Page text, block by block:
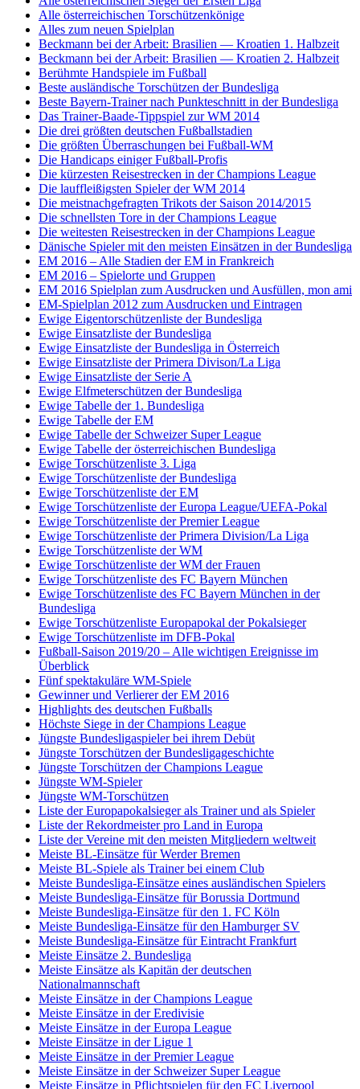
Alle österreichischen Torschützenkönige
Alles zum neuen Spielplan
Beckmann bei der Arbeit: Brasilien — Kroatien 1. Halbzeit
Beckmann bei der Arbeit: Brasilien — Kroatien 2. Halbzeit
Berühmte Handspiele im Fußball
Beste ausländische Torschützen der Bundesliga
Beste Bayern-Trainer nach Punkteschnitt in der Bundesliga
Das Trainer-Baade-Tippspiel zur WM 2014
Die drei größten deutschen Fußballstadien
Die größten Überraschungen bei Fußball-WM
Die Handicaps einiger Fußball-Profis
Die kürzesten Reisestrecken in der Champions League
Die lauffleißigsten Spieler der WM 2014
Die meistnachgefragten Trikots der Saison 2014/2015
Die schnellsten Tore in der Champions League
Die weitesten Reisestrecken in der Champions League
Dänische Spieler mit den meisten Einsätzen in der Bundesliga
EM 2016 – Alle Stadien der EM in Frankreich
EM 2016 – Spielorte und Gruppen
EM 2016 Spielplan zum Ausdrucken und Ausfüllen, mon ami
EM-Spielplan 2012 zum Ausdrucken und Eintragen
Ewige Eigentorschützenliste der Bundesliga
Ewige Einsatzliste der Bundesliga
Ewige Einsatzliste der Bundesliga in Österreich
Ewige Einsatzliste der Primera Divison/La Liga
Ewige Einsatzliste der Serie A
Ewige Elfmeterschützen der Bundesliga
Ewige Tabelle der 1. Bundesliga
Ewige Tabelle der EM
Ewige Tabelle der Schweizer Super League
Ewige Tabelle der österreichischen Bundesliga
Ewige Torschützenliste 3. Liga
Ewige Torschützenliste der Bundesliga
Ewige Torschützenliste der EM
Ewige Torschützenliste der Europa League/UEFA-Pokal
Ewige Torschützenliste der Premier League
Ewige Torschützenliste der Primera Division/La Liga
Ewige Torschützenliste der WM
Ewige Torschützenliste der WM der Frauen
Ewige Torschützenliste des FC Bayern München
Ewige Torschützenliste des FC Bayern München in der
Bundesliga
Ewige Torschützenliste Europapokal der Pokalsieger
Ewige Torschützenliste im DFB-Pokal
Fußball-Saison 2019/20 – Alle wichtigen Ereignisse im
Überblick
Fünf spektakuläre WM-Spiele
Gewinner und Verlierer der EM 2016
Highlights des deutschen Fußballs
Höchste Siege in der Champions League
Jüngste Bundesligaspieler bei ihrem Debüt
Jüngste Torschützen der Bundesligageschichte
Jüngste Torschützen der Champions League
Jüngste WM-Spieler
Jüngste WM-Torschützen
Liste der Europapokalsieger als Trainer und als Spieler
Liste der Rekordmeister pro Land in Europa
Liste der Vereine mit den meisten Mitgliedern weltweit
Meiste BL-Einsätze für Werder Bremen
Meiste BL-Spiele als Trainer bei einem Club
Meiste Bundesliga-Einsätze eines ausländischen Spielers
Meiste Bundesliga-Einsätze für Borussia Dortmund
Meiste Bundesliga-Einsätze für den 1. FC Köln
Meiste Bundesliga-Einsätze für den Hamburger SV
Meiste Bundesliga-Einsätze für Eintracht Frankfurt
Meiste Einsätze 2. Bundesliga
Meiste Einsätze als Kapitän der deutschen
Nationalmannschaft
Meiste Einsätze in der Champions League
Meiste Einsätze in der Eredivisie
Meiste Einsätze in der Europa League
Meiste Einsätze in der Ligue 1
Meiste Einsätze in der Premier League
Meiste Einsätze in der Schweizer Super League
Meiste Einsätze in Pflichtspielen für den FC Liverpool